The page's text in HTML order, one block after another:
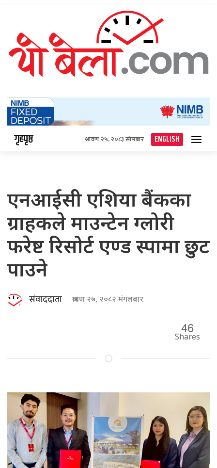
गृहपृष्ठ श्रावण २५, २०८३ सोमबार ENGLISH
एनआईसी एशिया बैंकका
ग्राहकले माउन्टेन ग्लोरी
फरेष्ट रिसोर्ट एण्ड स्पामा छुट
पाउने
संवाददाता श्रावण २७, २०८२ मंगलबार
46
Shares